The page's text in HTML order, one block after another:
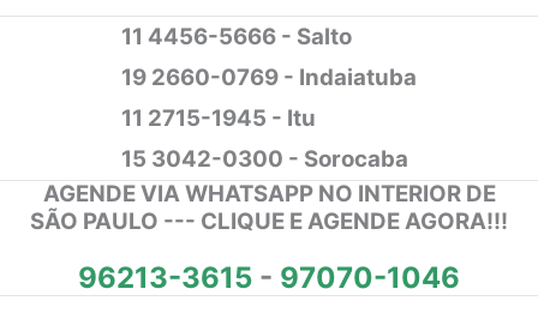
11 4456-5666 - Salto
19 2660-0769 - Indaiatuba
11 2715-1945 - Itu
15 3042-0300 - Sorocaba
AGENDE VIA WHATSAPP NO INTERIOR DE
SÃO PAULO --- CLIQUE E AGENDE AGORA!!!
96213-3615 - 97070-1046